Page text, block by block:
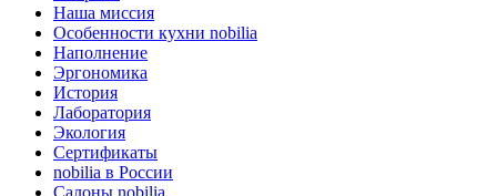
Наша миссия
Особенности кухни nobilia
Наполнение
Эргономика
История
Лаборатория
Экология
Сертификаты
nobilia в России
Салоны nobilia